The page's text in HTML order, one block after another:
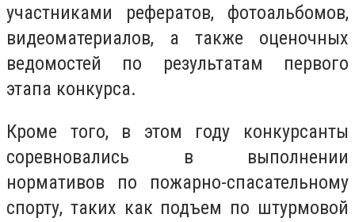
участниками рефератов, фотоальбомов,
видеоматериалов, а также оценочных
ведомостей по результатам первого
этапа конкурса.
Кроме того, в этом году конкурсанты
соревновались в выполнении
нормативов по пожарно-спасательному
спорту, таких как подъем по штурмовой